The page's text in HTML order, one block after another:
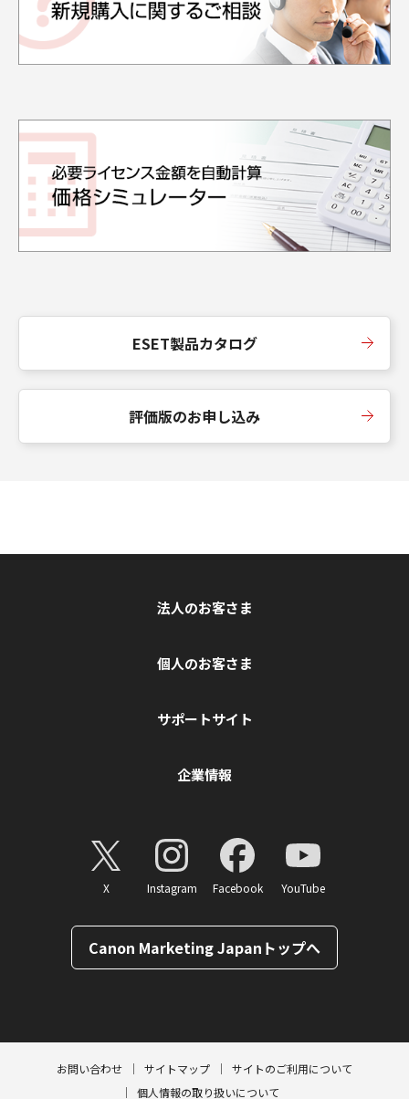
ESET製品カタログ
評価版のお申し込み
法人のお客さま
個人のお客さま
サポートサイト
企業情報
X Instagram Facebook YouTube
Canon Marketing Japanトップへ
お問い合わせ サイトマップ
サイトのご利用について
個人情報の取り扱いについて